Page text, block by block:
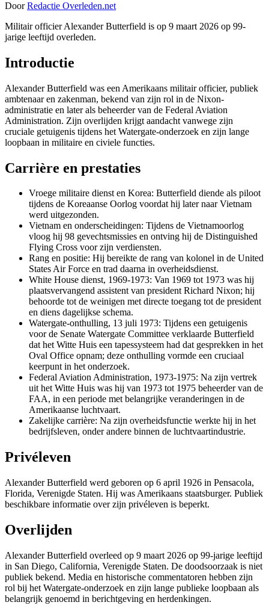
Door Redactie Overleden.net
Militair officier Alexander Butterfield is op 9 maart 2026 op 99-
jarige leeftijd overleden.
Introductie
Alexander Butterfield was een Amerikaans militair officier, publiek
ambtenaar en zakenman, bekend van zijn rol in de Nixon-
administratie en later als beheerder van de Federal Aviation
Administration. Zijn overlijden krijgt aandacht vanwege zijn
cruciale getuigenis tijdens het Watergate-onderzoek en zijn lange
loopbaan in militaire en civiele functies.
Carrière en prestaties
Vroege militaire dienst en Korea: Butterfield diende als piloot
tijdens de Koreaanse Oorlog voordat hij later naar Vietnam
werd uitgezonden.
Vietnam en onderscheidingen: Tijdens de Vietnamoorlog
vloog hij 98 gevechtsmissies en ontving hij de Distinguished
Flying Cross voor zijn verdiensten.
Rang en positie: Hij bereikte de rang van kolonel in de United
States Air Force en trad daarna in overheidsdienst.
White House dienst, 1969-1973: Van 1969 tot 1973 was hij
plaatsvervangend assistent van president Richard Nixon; hij
behoorde tot de weinigen met directe toegang tot de president
en diens dagelijkse schema.
Watergate-onthulling, 13 juli 1973: Tijdens een getuigenis
voor de Senate Watergate Committee verklaarde Butterfield
dat het Witte Huis een tapessysteem had dat gesprekken in het
Oval Office opnam; deze onthulling vormde een cruciaal
keerpunt in het onderzoek.
Federal Aviation Administration, 1973-1975: Na zijn vertrek
uit het Witte Huis was hij van 1973 tot 1975 beheerder van de
FAA, in een periode met belangrijke veranderingen in de
Amerikaanse luchtvaart.
Zakelijke carrière: Na zijn overheidsfunctie werkte hij in het
bedrijfsleven, onder andere binnen de luchtvaartindustrie.
Privéleven
Alexander Butterfield werd geboren op 6 april 1926 in Pensacola,
Florida, Verenigde Staten. Hij was Amerikaans staatsburger. Publiek
beschikbare informatie over zijn privéleven is beperkt.
Overlijden
Alexander Butterfield overleed op 9 maart 2026 op 99-jarige leeftijd
in San Diego, California, Verenigde Staten. De doodsoorzaak is niet
publiek bekend. Media en historische commentatoren hebben zijn
rol bij het Watergate-onderzoek en zijn lange publieke loopbaan als
belangrijk genoemd in berichtgeving en herdenkingen.